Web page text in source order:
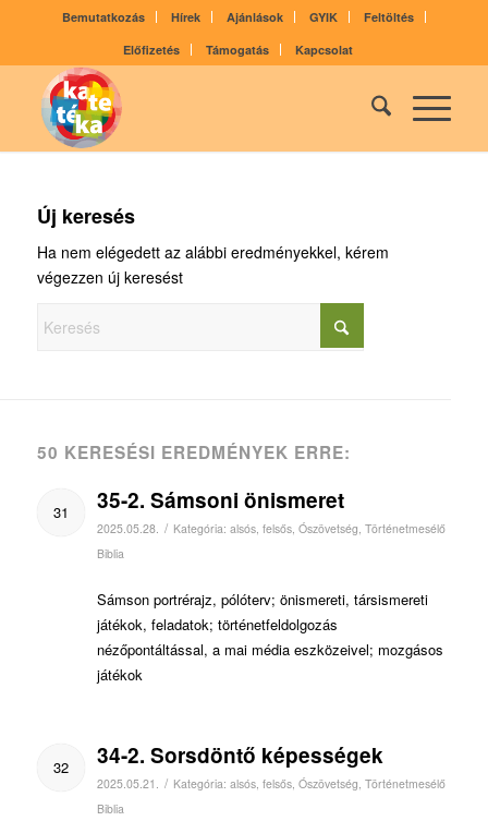
Bemutatkozás Hírek Ajánlások GYIK
Feltöltés
Előfizetés
Támogatás Kapcsolat
Új keresés
Ha nem elégedett az alábbi eredményekkel, kérem
végezzen új keresést
50 KERESÉSI EREDMÉNYEK ERRE:
31 35-2. Sámsoni önismeret
2025.05.28. / Kategória: alsós, felsős, Ószövetség Történetmesélő
Biblia
Sámson portrérajz, pólóterv; önismereti, társismereti
játékok, feladatok; történetfeldolgozás
nézőpontáltással, a mai média eszközeivel; mozgásos
játékok
32 34-2. Sorsdöntő képességek
2025.05.21. / Kategória: alsós, felsős, Ószövetség Történetmesélő
Biblia